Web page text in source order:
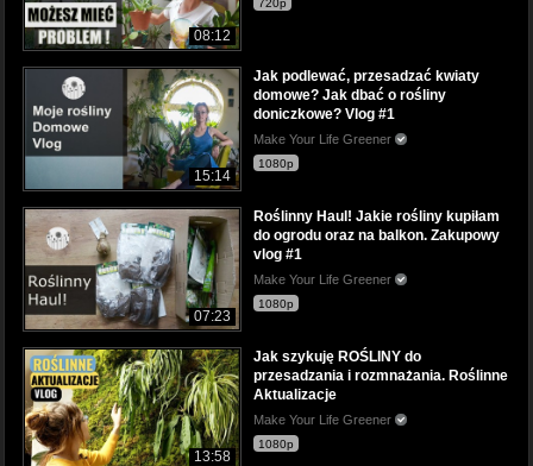
08:12
720p
15:14
Jak podlewać, przesadzać kwiaty
domowe? Jak dbać o rośliny
doniczkowe? Vlog #1
Make Your Life Greener
1080p
07:23
Roślinny Haul! Jakie rośliny kupiłam
do ogrodu oraz na balkon. Zakupowy
vlog #1
Make Your Life Greener
1080p
13:58
Jak szykuję ROŚLINY do
przesadzania i rozmnażania. Roślinne
Aktualizacje
Make Your Life Greener
1080p